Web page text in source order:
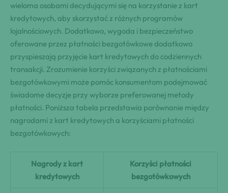
wieloma osobami decydującymi się na korzystanie z kart
kredytowych, aby skorzystać z różnych programów
lojalnościowych. Dodatkowo, wygoda i bezpieczeństwo
oferowane przez płatności bezgotówkowe dodatkowo
przyspieszają przyjęcie kart kredytowych do codziennych
transakcji. Zrozumienie korzyści związanych z płatnościami
bezgotówkowymi może pomóc konsumentom podejmować
świadome decyzje przy wyborze preferowanej metody
płatności. Poniższa tabela przedstawia porównanie między
nagrodami z kart kredytowych a korzyściami płatności
bezgotówkowych:
Nagrody z kart
kredytowych
Korzyści płatności
bezgotówkowych